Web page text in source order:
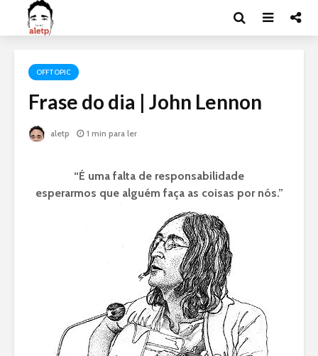
OFFTOPIC
Frase do dia | John Lennon
aletp 1 min para ler
“É uma falta de responsabilidade
esperarmos que alguém faça as coisas por nós.”